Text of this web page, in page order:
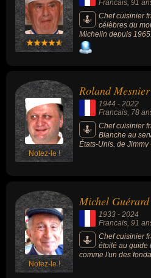
Francais , 91
Chef cuisinier
célèbres du
Michelin depuis
du Siècle » par
cuisine » en 1989 et
précurseur de la
plusieurs restaurants
d'Or (L'Auberge du
Lyon et dans le
d'Or en 1987, un des
concours de
Notez-le !
Roland Mesnier
1944 - 2022
Francais, 78
Chef cuisinier
Blanche au
États-Unis, de Jimmy
Notez-le !
Michel Guérard
1933 - 2024
Francais , 91
Chef cuisinier
étoilé au guide
comme l'un des
cuisine » dans les
de la «cuisine